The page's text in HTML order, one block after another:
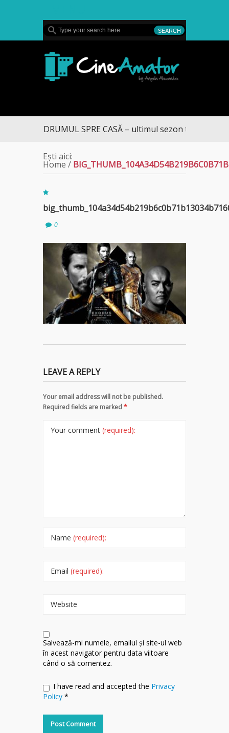
DRUMUL SPRE CASĂ – ultimul sezon te aduce la
Ești aici:
Home /
0
LEAVE A REPLY
Your email address will not be published.
Required fields are marked*
Your comment (required):
Name (required):
Email (required):
Website
Salvează-mi numele, emailul și site-ul web
în acest navigator pentru data viitoare
când o să comentez.
I have read and accepted the Privacy
Policy *